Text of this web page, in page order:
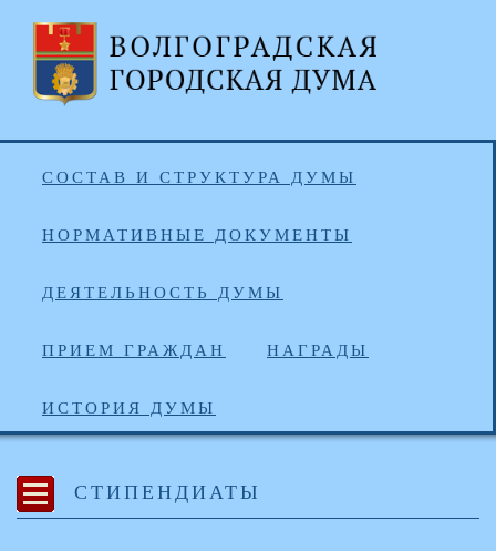
СОСТАВ И СТРУКТУРА ДУМЫ
НОРМАТИВНЫЕ ДОКУМЕНТЫ
ДЕЯТЕЛЬНОСТЬ ДУМЫ
ПРИЕМ ГРАЖДАН НАГРАДЫ
ИСТОРИЯ ДУМЫ
СТИПЕНДИАТЫ